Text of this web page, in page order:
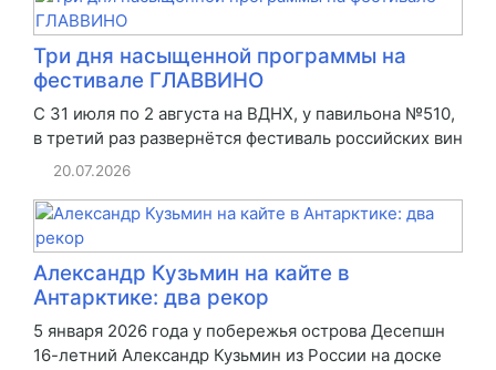
Три дня насыщенной программы на
фестивале ГЛАВВИНО
С 31 июля по 2 августа на ВДНХ, у павильона №510,
в третий раз развернётся фестиваль российских вин
20.07.2026
Александр Кузьмин на кайте в
Антарктике: два рекор
5 января 2026 года у побережья острова Десепшн
16-летний Александр Кузьмин из России на доске